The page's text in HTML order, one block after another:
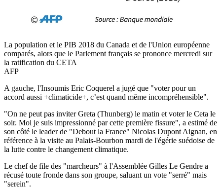
La population et le PIB 2018 du Canada et de l'Union européenne
comparés, alors que le Parlement français se prononce mercredi sur
la ratification du CETA
AFP
A gauche, l'Insoumis Eric Coquerel a jugé que "voter pour un
accord aussi +climaticide+, c’est quand même incompréhensible".
"On ne peut pas inviter Greta (Thunberg) le matin et voter le Ceta le
soir. Moi je suis impressionné par cette première fissure", a estimé de
son côté le leader de "Debout la France" Nicolas Dupont Aignan, en
référence à la visite au Palais-Bourbon mardi de l'égérie suédoise de
la lutte contre le changement climatique.
Le chef de file des "marcheurs" à l'Assemblée Gilles Le Gendre a
récusé toute fronde dans son groupe, saluant un vote "serré" mais
"serein".